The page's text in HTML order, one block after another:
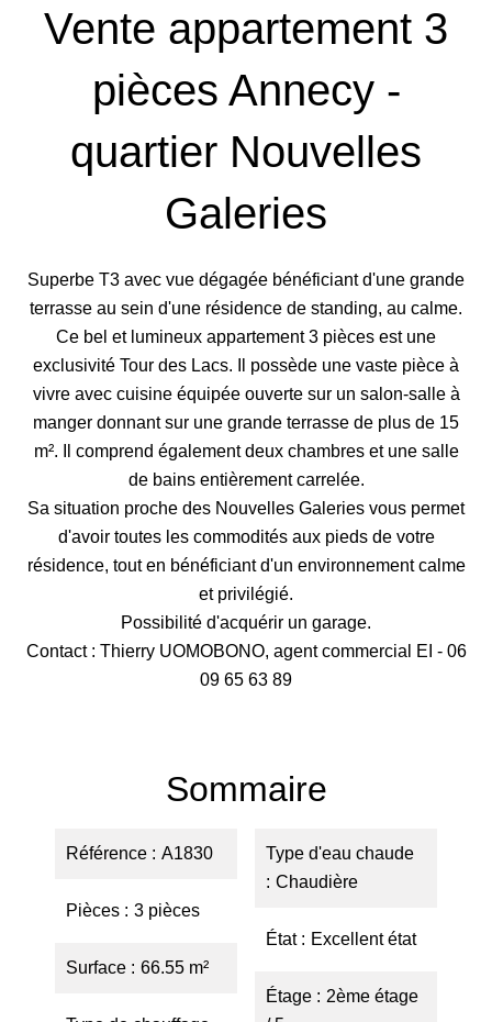
Vente appartement 3
pièces Annecy -
quartier Nouvelles
Galeries
Superbe T3 avec vue dégagée bénéficiant d'une grande
terrasse au sein d'une résidence de standing, au calme.
Ce bel et lumineux appartement 3 pièces est une
exclusivité Tour des Lacs. Il possède une vaste pièce à
vivre avec cuisine équipée ouverte sur un salon-salle à
manger donnant sur une grande terrasse de plus de 15
m². Il comprend également deux chambres et une salle
de bains entièrement carrelée.
Sa situation proche des Nouvelles Galeries vous permet
d'avoir toutes les commodités aux pieds de votre
résidence, tout en bénéficiant d'un environnement calme
et privilégié.
Possibilité d'acquérir un garage.
Contact : Thierry UOMOBONO, agent commercial EI - 06
09 65 63 89
Sommaire
Référence A1830
Pièces 3 pièces
Surface 66.55 m²
Type d'eau chaude
Chaudière
État Excellent état
Étage
2ème étage